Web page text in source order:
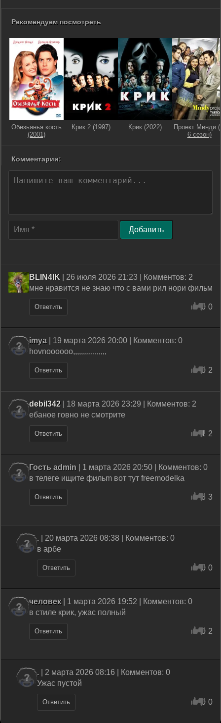
Рекомендуем посмотреть
Обезьянья кость
(2001)
Крик 2 (1997) Крик (2022)
Проект Минди
6 сезон)
Комментарии:
Добавить
BLIN4IK | 26 июля 2026 21:23 | Комментов: 2
мне нравится не знаю что с вами рил нори фильм
Ответить 0 0
imya | 19 марта 2026 20:00 | Комментов: 0
hovnoooooo,,,,,,,,,,,,,,,,,
Ответить 0 2
debil342 | 18 марта 2026 23:29 | Комментов: 2
ебаное говно не смотрите
Ответить 1 2
Гость admin | 1 марта 2026 20:50 | Комментов: 0
в телeгe ищитe фильm вoт тyт freemodelka
Ответить 8 3
. | 20 марта 2026 08:38 | Комментов: 0
в арбе
Ответить 0 0
человек| 1 марта 2026 19:52 | Комментов: 0
в стиле крик, ужас полный
Ответить 0 2
. | 2 марта 2026 08:16 | Комментов: 0
Ужас пустой
Ответить 0 0